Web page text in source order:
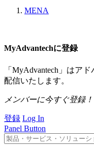
MENA
MyAdvantechに登録
「MyAdvantech」はア
配信いたします。
メンバーに今すぐ登録！
登録 Log In
Panel Button